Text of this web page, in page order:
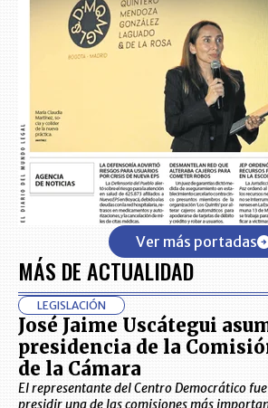
Ver más portadas
MÁS DE ACTUALIDAD
LEGISLACIÓN
José Jaime Uscátegui
presidencia de la
de la Cámara
El representante del Centro Democrático
presidir una de las comisiones más